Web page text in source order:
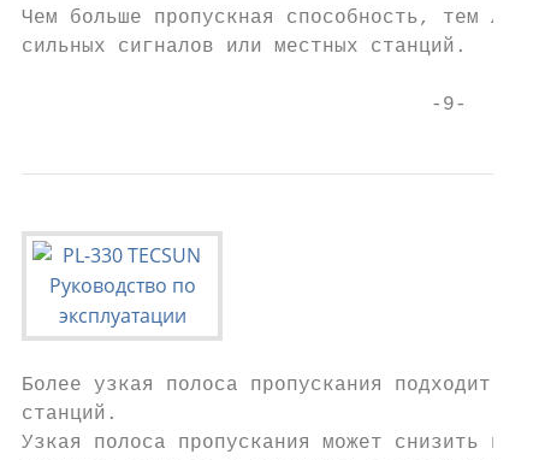
Чем больше пропускная способность, тем
сильных сигналов или местных станций.
                                  -9-
Более узкая полоса пропускания подходит
cтанций.
Узкая полоса пропускания может снизить